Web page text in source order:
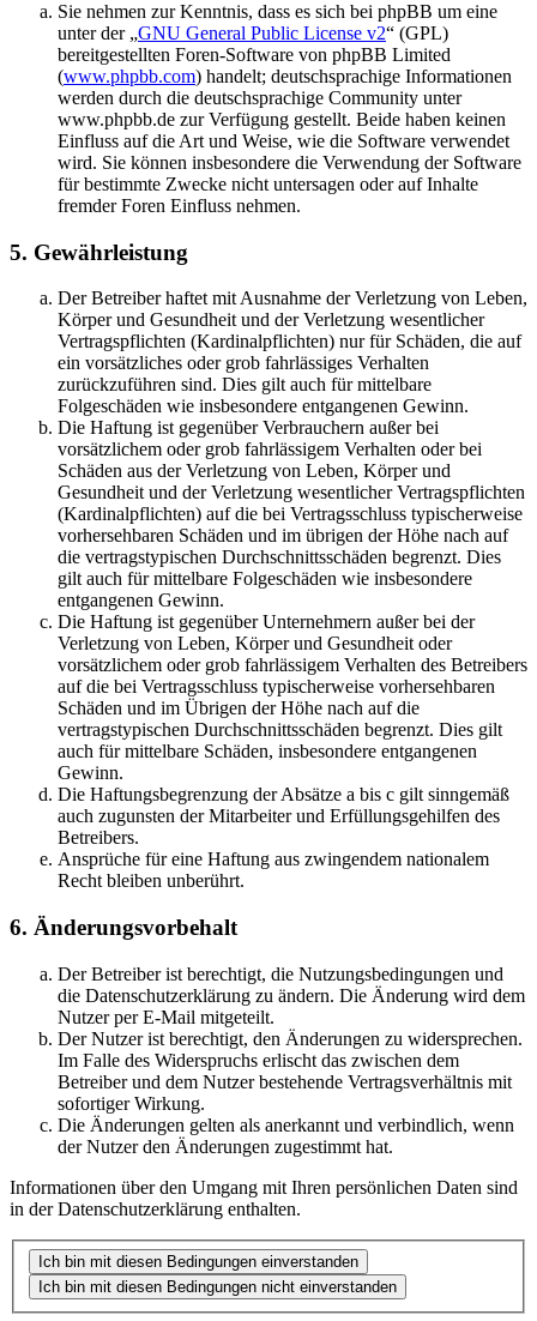
Sie nehmen zur Kenntnis, dass es sich bei phpBB um eine
unter der „GNU General Public License v2“ (GPL)
bereitgestellten Foren-Software von phpBB Limited
(www.phpbb.com) handelt; deutschsprachige Informationen
werden durch die deutschsprachige Community unter
www.phpbb.de zur Verfügung gestellt. Beide haben keinen
Einfluss auf die Art und Weise, wie die Software verwendet
wird. Sie können insbesondere die Verwendung der Software
für bestimmte Zwecke nicht untersagen oder auf Inhalte
fremder Foren Einfluss nehmen.
5. Gewährleistung
Der Betreiber haftet mit Ausnahme der Verletzung von Leben,
Körper und Gesundheit und der Verletzung wesentlicher
Vertragspflichten (Kardinalpflichten) nur für Schäden, die auf
ein vorsätzliches oder grob fahrlässiges Verhalten
zurückzuführen sind. Dies gilt auch für mittelbare
Folgeschäden wie insbesondere entgangenen Gewinn.
Die Haftung ist gegenüber Verbrauchern außer bei
vorsätzlichem oder grob fahrlässigem Verhalten oder bei
Schäden aus der Verletzung von Leben, Körper und
Gesundheit und der Verletzung wesentlicher Vertragspflichten
(Kardinalpflichten) auf die bei Vertragsschluss typischerweise
vorhersehbaren Schäden und im übrigen der Höhe nach auf
die vertragstypischen Durchschnittsschäden begrenzt. Dies
gilt auch für mittelbare Folgeschäden wie insbesondere
entgangenen Gewinn.
Die Haftung ist gegenüber Unternehmern außer bei der
Verletzung von Leben, Körper und Gesundheit oder
vorsätzlichem oder grob fahrlässigem Verhalten des Betreibers
auf die bei Vertragsschluss typischerweise vorhersehbaren
Schäden und im Übrigen der Höhe nach auf die
vertragstypischen Durchschnittsschäden begrenzt. Dies gilt
auch für mittelbare Schäden, insbesondere entgangenen
Gewinn.
Die Haftungsbegrenzung der Absätze a bis c gilt sinngemäß
auch zugunsten der Mitarbeiter und Erfüllungsgehilfen des
Betreibers.
Ansprüche für eine Haftung aus zwingendem nationalem
Recht bleiben unberührt.
6. Änderungsvorbehalt
Der Betreiber ist berechtigt, die Nutzungsbedingungen und
die Datenschutzerklärung zu ändern. Die Änderung wird dem
Nutzer per E-Mail mitgeteilt.
Der Nutzer ist berechtigt, den Änderungen zu widersprechen.
Im Falle des Widerspruchs erlischt das zwischen dem
Betreiber und dem Nutzer bestehende Vertragsverhältnis mit
sofortiger Wirkung.
Die Änderungen gelten als anerkannt und verbindlich, wenn
der Nutzer den Änderungen zugestimmt hat.
Informationen über den Umgang mit Ihren persönlichen Daten sind
in der Datenschutzerklärung enthalten.